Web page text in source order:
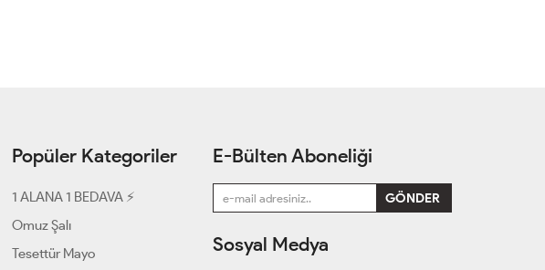
Popüler Kategoriler
1 ALANA 1 BEDAVA ⚡
Omuz Şalı
Tesettür Mayo
E-Bülten Aboneliği
Sosyal Medya